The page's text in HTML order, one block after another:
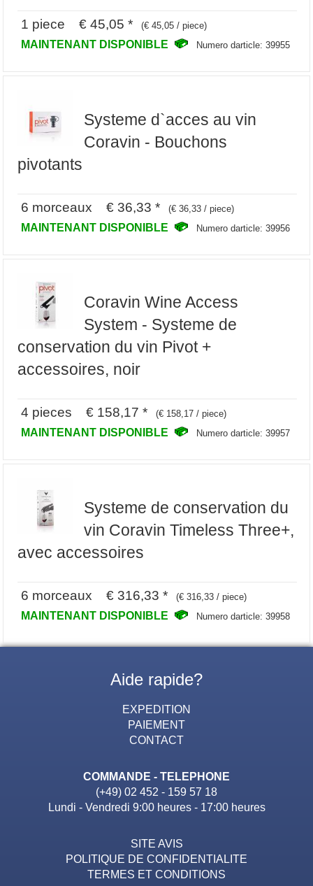
1 piece € 45,05 * (€ 45,05 / piece)
MAINTENANT DISPONIBLE Numero darticle: 39955
Systeme d`acces au vin
Coravin - Bouchons
pivotants
6 morceaux € 36,33 * (€ 36,33 / piece)
MAINTENANT DISPONIBLE Numero darticle: 39956
Coravin Wine Access
System - Systeme de
conservation du vin Pivot +
accessoires, noir
4 pieces € 158,17 * (€ 158,17 / piece)
MAINTENANT DISPONIBLE Numero darticle: 39957
Systeme de conservation du
vin Coravin Timeless Three+,
avec accessoires
6 morceaux € 316,33 * (€ 316,33 / piece)
MAINTENANT DISPONIBLE Numero darticle: 39958
Aide rapide?
EXPEDITION
PAIEMENT
CONTACT
COMMANDE - TELEPHONE
(+49) 02 452 - 159 57 18
Lundi - Vendredi 9:00 heures - 17:00 heures
SITE AVIS
POLITIQUE DE CONFIDENTIALITE
TERMES ET CONDITIONS